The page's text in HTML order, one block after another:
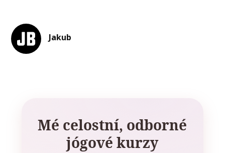
Jakub
Mé celostní, odborné
jógové kurzy